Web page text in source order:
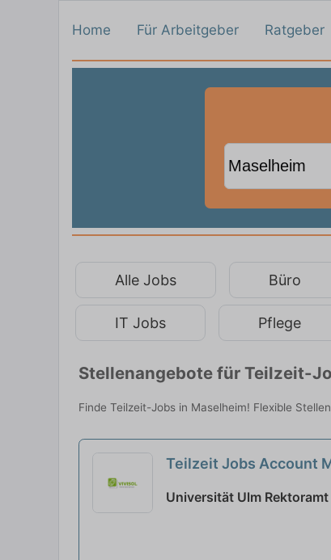
Home Für Arbeitgeber Ratgeber
Alle Jobs Büro
IT Jobs Pflege
Stellenangebote für Teilzeit-
Finde Teilzeit-Jobs in Maselheim! Flexible
Teilzeit Jobs Account
Universität Ulm Rektoramt